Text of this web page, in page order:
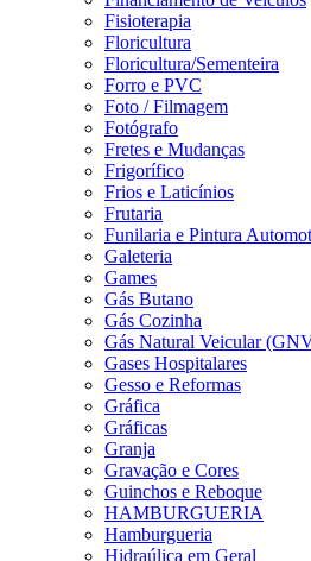
Fisioterapia
Floricultura
Floricultura/Sementeira
Forro e PVC
Foto / Filmagem
Fotógrafo
Fretes e Mudanças
Frigorífico
Frios e Laticínios
Frutaria
Funilaria e Pintura
Galeteria
Games
Gás Butano
Gás Cozinha
Gás Natural Veicular
Gases Hospitalares
Gesso e Reformas
Gráfica
Gráficas
Granja
Gravação e Cores
Guinchos e Reboque
HAMBURGUERIA
Hamburgueria
Hidraúlica em Geral